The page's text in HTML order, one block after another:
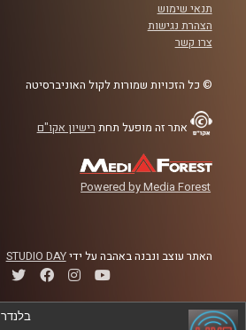
תנאי שימוש
הצהרת נגישות
צרו קשר
© כל הזכויות שמורות לקול האוניברסיטה
אתר זה מופעל תחת רישיון אקו"ם
Powered by Media Forest
האתר עוצב ונבנה באהבה על ידיSTUDIO DAY
בלנדר